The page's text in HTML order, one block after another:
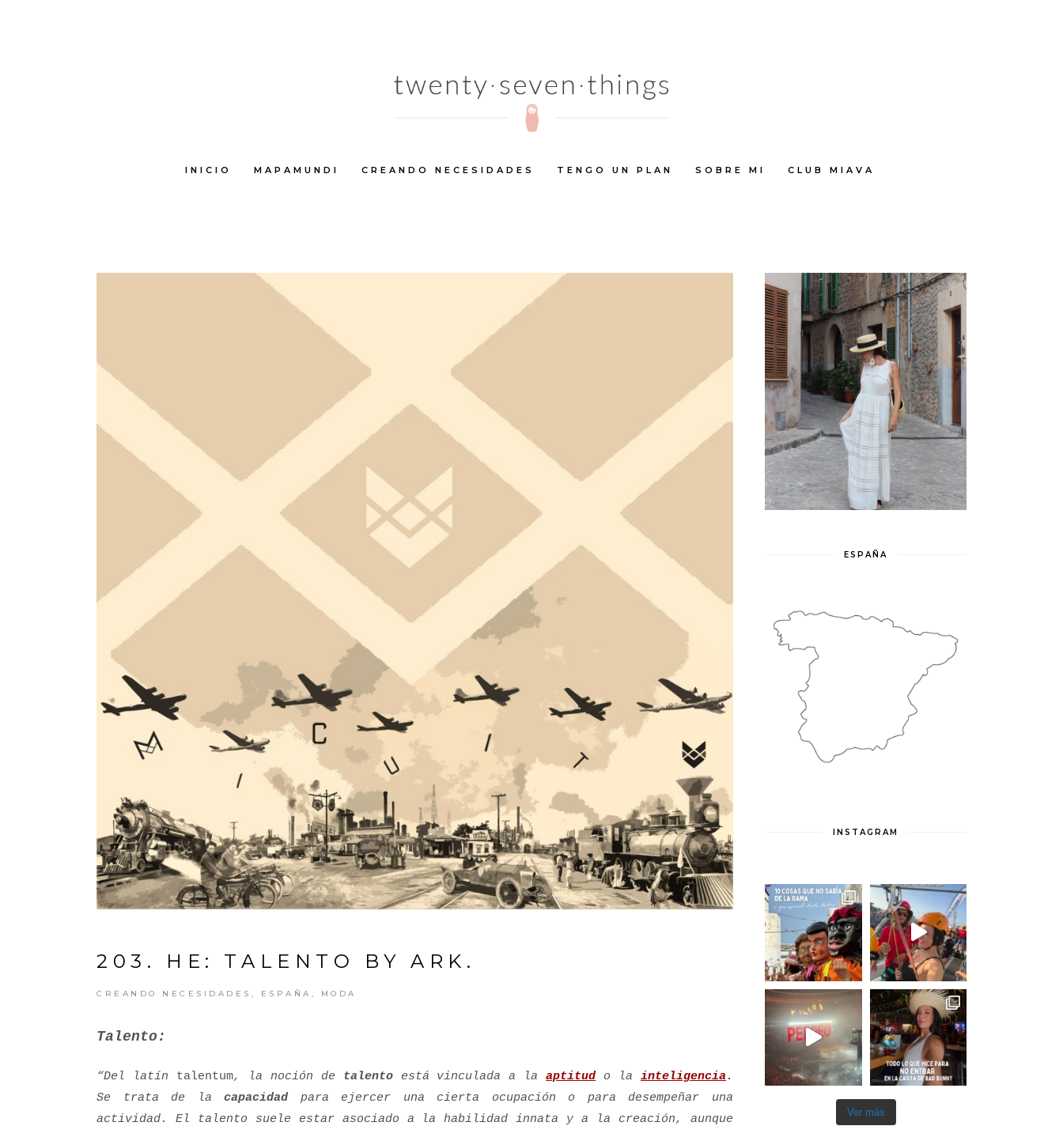
INICIO MAPAMUNDI CREANDO NECESIDADES TENGO UN PLAN SOBRE MI CLUB MIAVA
203. HE: TALENTO BY ARK.
CREANDO NECESIDADES , ESPAÑA , MODA
Talento:
“Del latín talentum, la noción de talentoestá vinculada a laaptitud o lainteligencia .
Se trata de lacapacidad para ejercer una cierta ocupación o para desempeñar una
actividad. El talento suele estar asociado a la habilidad innata y a la creación, aunque
ESPAÑA
INSTAGRAM
Ver más